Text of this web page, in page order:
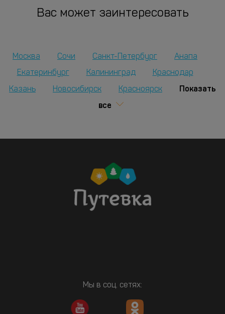
Вас может заинтересовать
Москва Сочи Санкт-Петербург
Анапа
Екатеринбург
Калининград Краснодар
Казань Новосибирск Красноярск
Показать
все
Мы в соц. сетях: